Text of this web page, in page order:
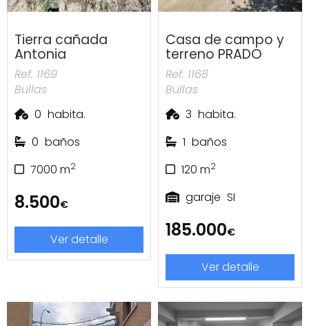
Tierra cañada
Antonia
Ref. 1169
Bullas
0 habita.
0 baños
7000 m2
8.500€
Ver detalle
Casa de campo y
terreno PRADO
Ref. 1168
Bullas
3 habita.
1 baños
120 m2
garaje SI
185.000€
Ver detalle